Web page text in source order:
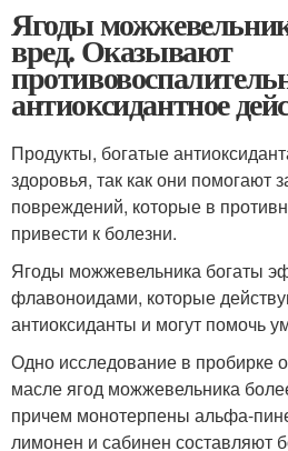
Ягоды
вред. Оказывают
антиоксидантное
Продукты, богатые
здоровья, так как они помогают
повреждений, которые в
привести к болезни.
Ягоды можжевельника богаты
флавоноидами, которые
антиоксиданты и могут помочь
Одно исследование в пробирке
масле ягод можжевельника
причем монотерпены альфа-
лимонен и сабинен составляют